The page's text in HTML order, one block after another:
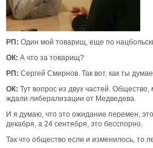
РП: Один мой товарищ, еще по
ОК: А что за товарищ?
РП: Сергей Смирнов. Так вот, как ты
ОК: Тут вопрос из двух частей.
ждали либерализации от Медведева.
И я думаю, что это ожидание перемен,
декабря, а 24 сентября, это бесспорно.
Так что общество если и изменилось, то